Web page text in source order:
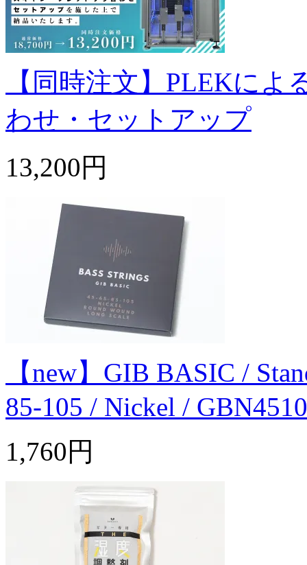
【同時注文】PLEKに
わせ・セットアップ
13,200円
【new】GIB BASIC /
85-105 / Nickel /
1,760円